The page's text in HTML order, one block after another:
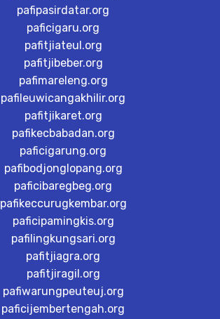
pafipasirdatar.org
paficigaru.org
pafitjiateul.org
pafitjibeber.org
pafimareleng.org
pafileuwicangakhilir.org
pafitjikaret.org
pafikecbabadan.org
paficigarung.org
pafibodjonglopang.org
paficibaregbeg.org
pafikeccurugkembar.org
paficipamingkis.org
pafilingkungsari.org
pafitjiagra.org
pafitjiragil.org
pafiwarungpeuteuj.org
paficijembertengah.org